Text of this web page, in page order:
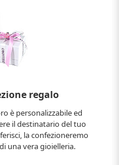
regalo
è personalizzabile ed
il destinatario del tuo
la confezioneremo
una vera gioielleria.